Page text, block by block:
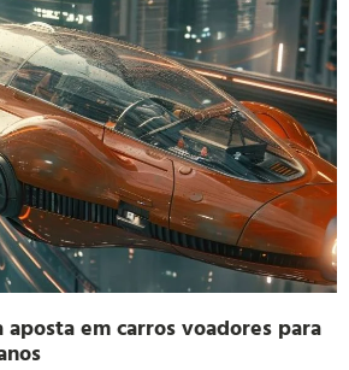
em carros voadores para